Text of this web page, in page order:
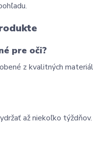
pre oči?
z kvalitných
až niekoľko